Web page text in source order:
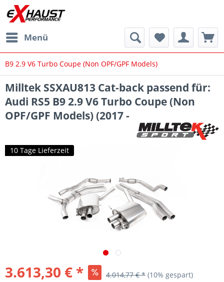
Menü
B9 2.9 V6 Turbo Coupe (Non OPF/GPF Models)
Milltek SSXAU813 Cat-back passend für:
Audi RS5 B9 2.9 V6 Turbo Coupe (Non
OPF/GPF Models) (2017 -
10 Tage Lieferzeit
3.613,30 € * 4.014,77 € * (10% gespart)